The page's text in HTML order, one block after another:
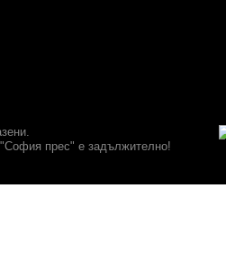
"София прес" е задължително!